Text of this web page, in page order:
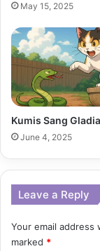
May 15, 2025
Kumis Sang
June 4, 2025
Leave a Reply
Your email address
marked *